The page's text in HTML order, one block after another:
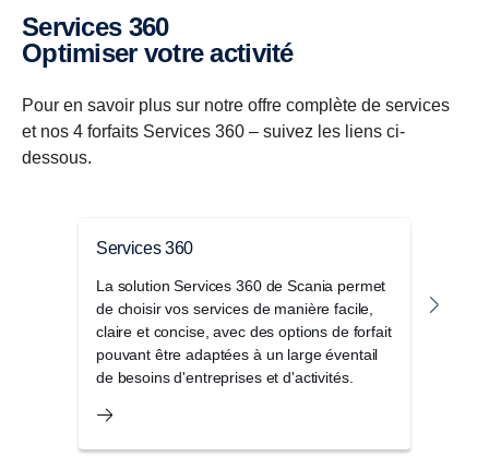
Services 360
Optimiser votre activité
Pour en savoir plus sur notre offre complète de services
et nos 4 forfaits Services 360 – suivez les liens ci-
dessous.
Services 360
La solution Services 360 de Scania permet
de choisir vos services de manière facile,
claire et concise, avec des options de forfait
pouvant être adaptées à un large éventail
de besoins d'entreprises et d'activités.